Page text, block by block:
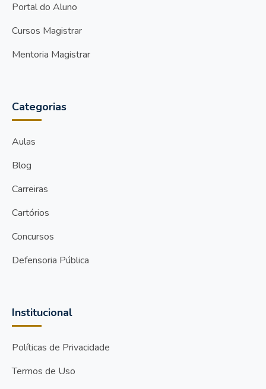
Portal do Aluno
Cursos Magistrar
Mentoria Magistrar
Categorias
Aulas
Blog
Carreiras
Cartórios
Concursos
Defensoria Pública
Institucional
Políticas de Privacidade
Termos de Uso